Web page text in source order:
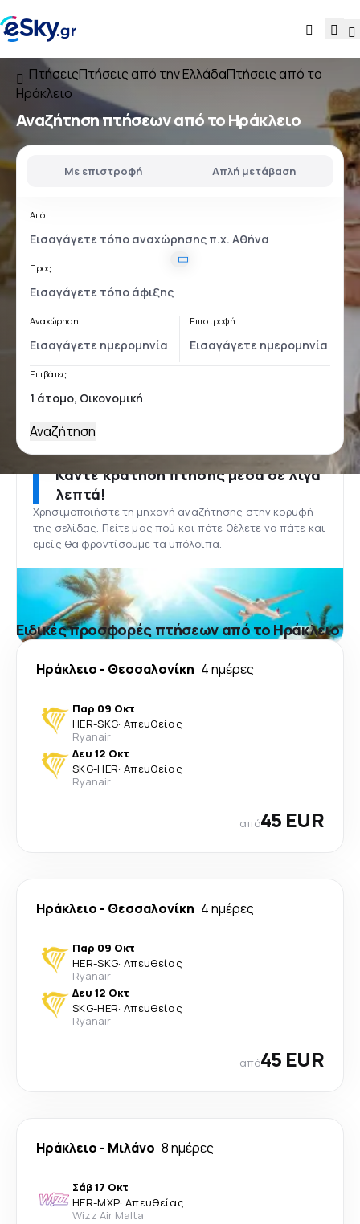
ΠτήσειςΠτήσεις από την ΕλλάδαΠτήσεις από το
Ηράκλειο
Αναζήτηση πτήσεωναπό το Ηράκλειο
Με επιστροφή Απλή μετάβαση
Από
Προς
Αναχώρηση Επιστροφή
Επιβάτες
Αναζήτηση
Κάντε κράτηση πτήσης μέσα σε λίγα
λεπτά!
Χρησιμοποιήστε τη μηχανή αναζήτησης στην κορυφή
της σελίδας. Πείτε μας πού και πότε θέλετε να πάτε και
εμείς θα φροντίσουμε τα υπόλοιπα.
Ειδικές προσφορές πτήσεων από το Ηράκλειο
Ηράκλειο - Θεσσαλονίκη 4 ημέρες
Παρ 09 Οκτ
HER-SKG· Απευθείας
Ryanair
Δευ 12 Οκτ
SKG-HER· Απευθείας
Ryanair
από45 EUR
Ηράκλειο - Θεσσαλονίκη 4 ημέρες
Παρ 09 Οκτ
HER-SKG· Απευθείας
Ryanair
Δευ 12 Οκτ
SKG-HER· Απευθείας
Ryanair
από45 EUR
Ηράκλειο - Μιλάνο 8 ημέρες
Σάβ 17 Οκτ
HER-MXP· Απευθείας
Wizz Air Malta